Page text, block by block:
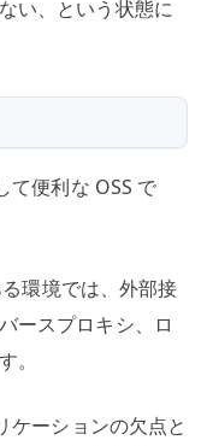
い、という状態に
て便利な OSS で
環境では、外部接
ースプロキシ、ロ
。
ケーションの欠点と